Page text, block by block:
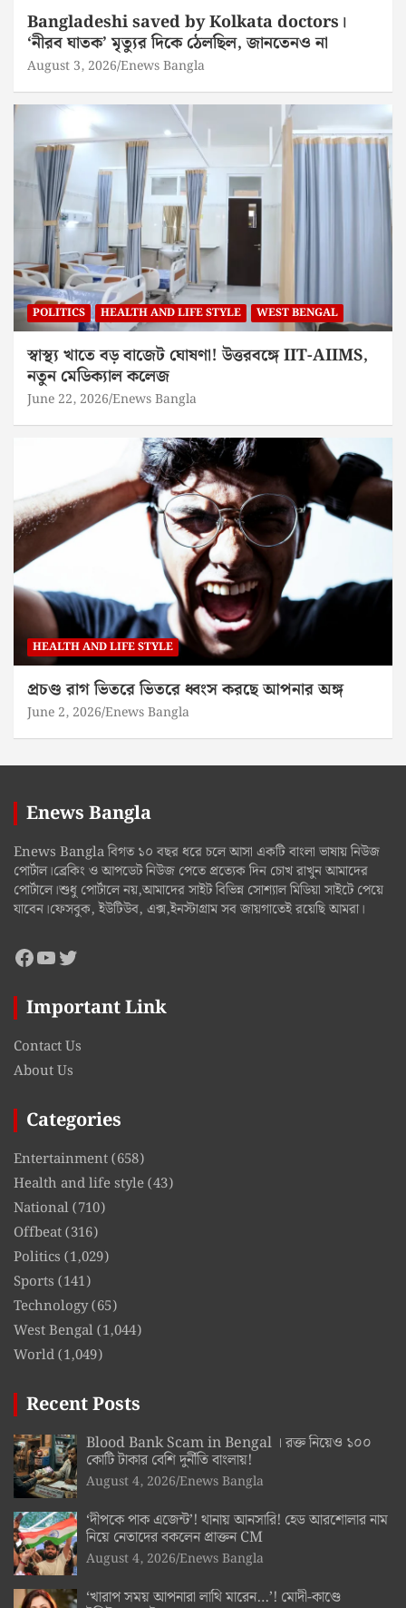
Bangladeshi saved by Kolkata doctors।
‘নীরব ঘাতক’ মৃত্যুর দিকে ঠেলছিল, জানতেনও না
August 3, 2026 Enews Bangla
POLITICS HEALTH AND LIFE STYLE WEST BENGAL
স্বাস্থ্য খাতে বড় বাজেট ঘোষণা! উত্তরবঙ্গে IIT-AIIMS,
নতুন মেডিক্যাল কলেজ
June 22, 2026 Enews Bangla
HEALTH AND LIFE STYLE
প্রচণ্ড রাগ ভিতরে ভিতরে ধ্বংস করছে আপনার অঙ্গ
June 2, 2026 Enews Bangla
Enews Bangla
Enews Bangla বিগত ১০ বছর ধরে চলে আসা একটি বাংলা ভাষায় নিউজ
পোর্টাল।ব্রেকিং ও আপডেট নিউজ পেতে প্রত্যেক দিন চোখ রাখুন আমাদের
পোর্টালে।শুধু পোর্টালে নয়,আমাদের সাইট বিভিন্ন সোশ্যাল মিডিয়া সাইটে পেয়ে
যাবেন।ফেসবুক, ইউটিউব, এক্স,ইনস্টাগ্রাম সব জায়গাতেই রয়েছি আমরা।
Facebook
YouTube
Twitter
Important Link
Contact Us
About Us
Categories
Entertainment(658)
Health and life style(43)
National(710)
Offbeat(316)
Politics (1,029)
Sports (141)
Technology(65)
West Bengal(1,044)
World(1,049)
Recent Posts
Blood Bank Scam in Bengal । রক্ত নিয়েও ১০০
কোটি টাকার বেশি দুর্নীতি বাংলায়!
August 4, 2026 Enews Bangla
‘দীপকে পাক এজেন্ট’! থানায় আনসারি! হেড আরশোলার নাম
নিয়ে নেতাদের বকলেন প্রাক্তন CM
August 4, 2026 Enews Bangla
‘খারাপ সময় আপনারা লাথি মারেন…’! মোদী-কাণ্ডে